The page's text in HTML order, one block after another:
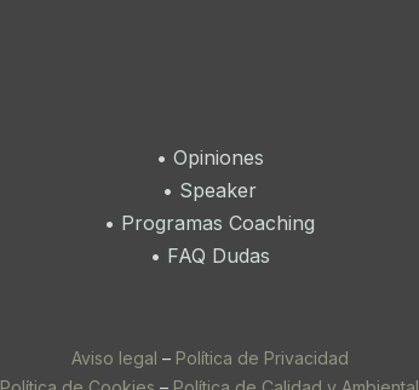
• Opiniones
• Speaker
• Programas Coaching
• FAQ Dudas
Aviso legal – Política de Privacidad